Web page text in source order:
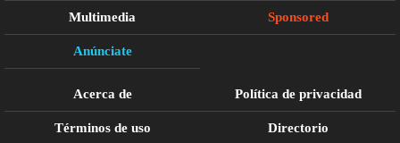
Multimedia Sponsored
Anúnciate
Acerca de Política de privacidad
Términos de uso Directorio